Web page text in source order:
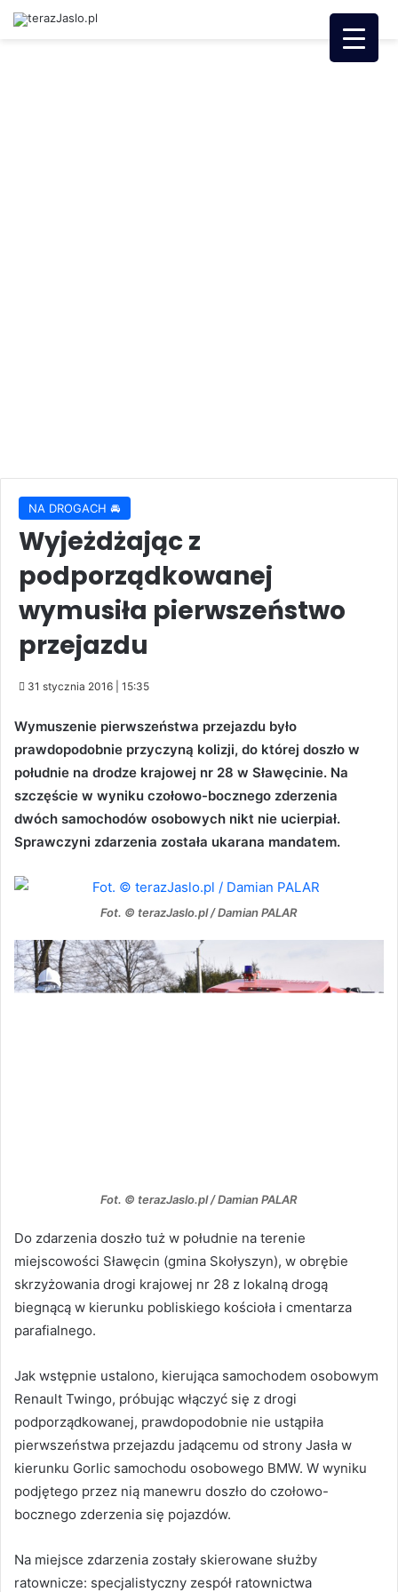
NA DROGACH 🚘
Wyjeżdżając z
podporządkowanej
wymusiła pierwszeństwo
przejazdu
31 stycznia 2016 | 15:35
Wymuszenie pierwszeństwa przejazdu było
prawdopodobnie przyczyną kolizji, do której doszło w
południe na drodze krajowej nr 28 w Sławęcinie. Na
szczęście w wyniku czołowo-bocznego zderzenia
dwóch samochodów osobowych nikt nie ucierpiał.
Sprawczyni zdarzenia została ukarana mandatem.
Fot. © terazJaslo.pl / Damian PALAR
Fot. © terazJaslo.pl / Damian PALAR
Do zdarzenia doszło tuż w południe na terenie
miejscowości Sławęcin (gmina Skołyszyn), w obrębie
skrzyżowania drogi krajowej nr 28 z lokalną drogą
biegnącą w kierunku pobliskiego kościoła i cmentarza
parafialnego.
Jak wstępnie ustalono, kierująca samochodem osobowym
Renault Twingo, próbując włączyć się z drogi
podporządkowanej, prawdopodobnie nie ustąpiła
pierwszeństwa przejazdu jadącemu od strony Jasła w
kierunku Gorlic samochodu osobowego BMW. W wyniku
podjętego przez nią manewru doszło do czołowo-
bocznego zderzenia się pojazdów.
Na miejsce zdarzenia zostały skierowane służby
ratownicze: specjalistyczny zespół ratownictwa